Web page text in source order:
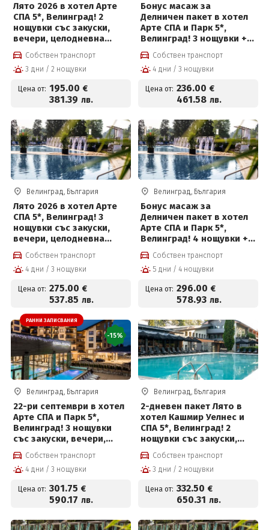
Лято 2026 в хотел Арте
СПА 5*, Велинград! 2
нощувки със закуски,
вечери, целодневна
детска анимация,
вътрешен и външен
басейн с минерална вода
за деца до 12 г
Собствен транспорт
3 дни / 2 нощувки
Цена от: 195.00 €
381.39 лв.
Бонус масаж за
Делничен пакет в хотел
Арте СПА и Парк 5*,
Велинград! 3 нощувки +
закуски, вечери,
частичен масаж,
вътрешен басейн с
пакет и Безплатно за
деца до 12 г
Собствен транспорт
4 дни / 3 нощувки
Цена от: 236.00 €
461.58 лв.
Велинград, България
Лято 2026 в хотел Арте
СПА 5*, Велинград! 3
нощувки със закуски,
вечери, целодневна
детска анимация,
вътрешен и външен
басейн с минерална вода
за деца до 12 г
Собствен транспорт
4 дни / 3 нощувки
Цена от: 275.00 €
537.85 лв.
Велинград, България
Бонус масаж за
Делничен пакет в хотел
Арте СПА и Парк 5*,
Велинград! 4 нощувки +
закуски, вечери,
частичен масаж,
вътрешен и външен
и СПА пакет и Безплатно
за деца до 12 г
Собствен транспорт
5 дни / 4 нощувки
Цена от: 296.00 €
578.93 лв.
РАННИ ЗАПИСВАНИЯ
-15%
Велинград, България
22-ри септември в хотел
Арте СПА и Парк 5*,
Велинград! 3 нощувки
със закуски, вечери,
празнична програма,СПА
пакет и Безплатно за
деца до 12г на цени от
Собствен транспорт
4 дни / 3 нощувки
Цена от: 301.75 €
590.17 лв.
Велинград, България
2-дневен пакет Лято в
хотел Кашмир Уелнес и
СПА 5*, Велинград! 2
нощувки със закуски,
премиум вечери и
ползване на СПА център
Собствен транспорт
3 дни / 2 нощувки
Цена от: 332.50 €
650.31 лв.